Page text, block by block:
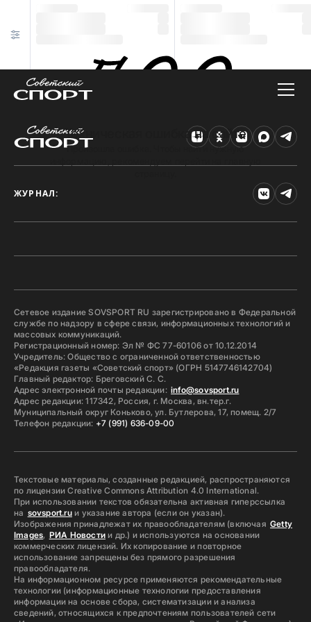
Техническая ошибка на сайте
Произошла ошибка. Чтобы найти нужную
ЖУРНАЛ:
Сетевое издание SOVSPORT RU зарегистрировано в Федеральной
службе по надзору в сфере связи, информационных технологий и
массовых коммуникаций.
Регистрационный номер: Эл № ФС 77-60106 от 10.12.2014
Учредитель: Общество с ограниченной ответственностью
«Редакция газеты «Советский спорт» (ОГРН 5147746142704)
Главный редактор: Бреговский С. С.
Адрес электронной почты редакции: info@sovsport.ru
Адрес редакции: 117342, Россия, г. Москва, вн.тер.г.
Муниципальный округ Коньково, ул. Бутлерова, 17, помещ. 2/7
Телефон редакции: +7 (991) 636-09-00
Текстовые материалы, созданные редакцией, распространяются
по лицензии Creative Commons Attribution 4.0 International.
При использовании текстов обязательна активная гиперссылка
на sovsport.ruи указание автора (если он указан).
Изображения принадлежат их правообладателям (включая Getty
Images, РИА Новостии др.) и используются на основании
коммерческих лицензий. Их копирование и повторное
использование запрещены без прямого разрешения
правообладателя.
На информационном ресурсе применяются рекомендательные
технологии (информационные технологии предоставления
информации на основе сбора, систематизации и анализа
сведений, относящихся к предпочтениям пользователей сети